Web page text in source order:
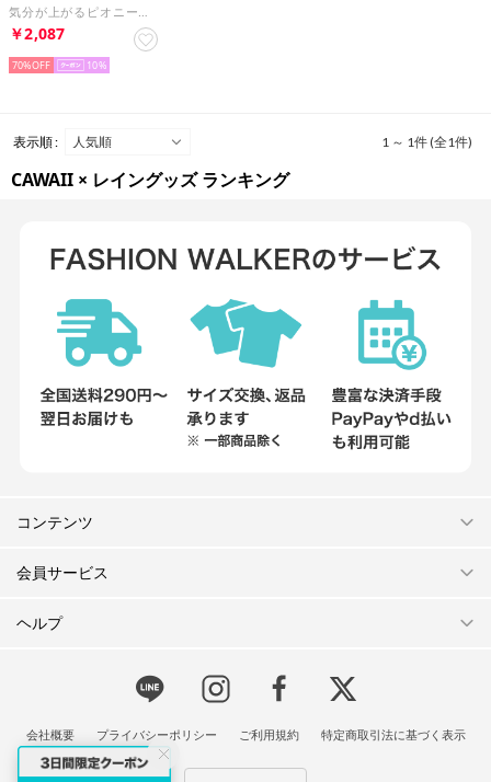
￥2,087
70% 10
表示順 : 1 ～ 1件 (全1件)
CAWAII × レイングッズ ランキング
コンテンツ
会員サービス
ヘルプ
会社概要 プライバシーポリシー ご利用規約 特定商取引法に基づく表示